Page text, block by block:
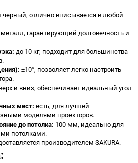
черный, отлично вписывается в любой
гарантирующий долговечность и
до 10 кг, подходит для большинства
±10°, позволяет легко настроить
и вниз, обеспечивает идеальный угол
мест: есть, для лучшей
моделями проекторов.
до потолка: 100 мм, идеально для
потолками.
производителем SAKURA.